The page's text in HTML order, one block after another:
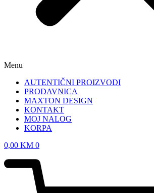
Menu
AUTENTIČNI PROIZVODI
PRODAVNICA
MAXTON DESIGN
KONTAKT
MOJ NALOG
KORPA
0,00 KM 0